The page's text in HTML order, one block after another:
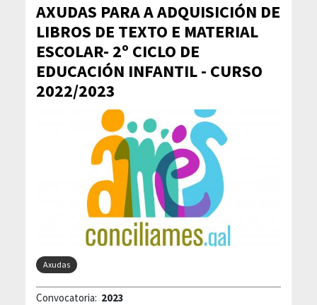
AXUDAS PARA A ADQUISICIÓN DE
LIBROS DE TEXTO E MATERIAL
ESCOLAR- 2º CICLO DE
EDUCACIÓN INFANTIL - CURSO
2022/2023
Axudas
Convocatoria: 2023